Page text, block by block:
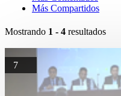
Más Compartidos
Mostrando 1 - 4 resultados
7